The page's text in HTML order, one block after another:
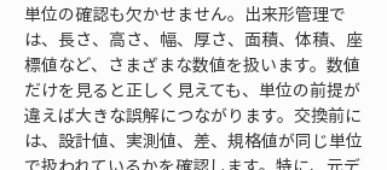
単位の確認も欠かせません。出来形管理で
は、長さ、高さ、幅、厚さ、面積、体積、座
標値など、さまざまな数値を扱います。数値
だけを見ると正しく見えても、単位の前提が
違えば大きな誤解につながります。交換前に
は、設計値、実測値、差、規格値が同じ単位
で扱われているかを確認します。特に、元デ